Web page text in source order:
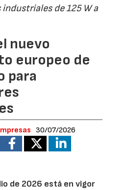
de 125 W a
nuevo
europeo de
para
30/07/2026
de 2026 está en vigor